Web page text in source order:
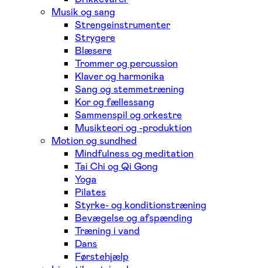
Musik og sang
Strengeinstrumenter
Strygere
Blæsere
Trommer og percussion
Klaver og harmonika
Sang og stemmetræning
Kor og fællessang
Sammenspil og orkestre
Musikteori og -produktion
Motion og sundhed
Mindfulness og meditation
Tai Chi og Qi Gong
Yoga
Pilates
Styrke- og konditionstræning
Bevægelse og afspænding
Træning i vand
Dans
Førstehjælp